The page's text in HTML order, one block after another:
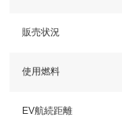
販売状況
使用燃料
EV航続距離